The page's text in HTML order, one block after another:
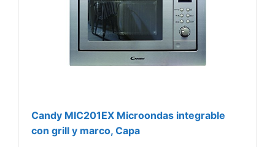
Candy MIC201EX Microondas integrable
con grill y marco, Capa